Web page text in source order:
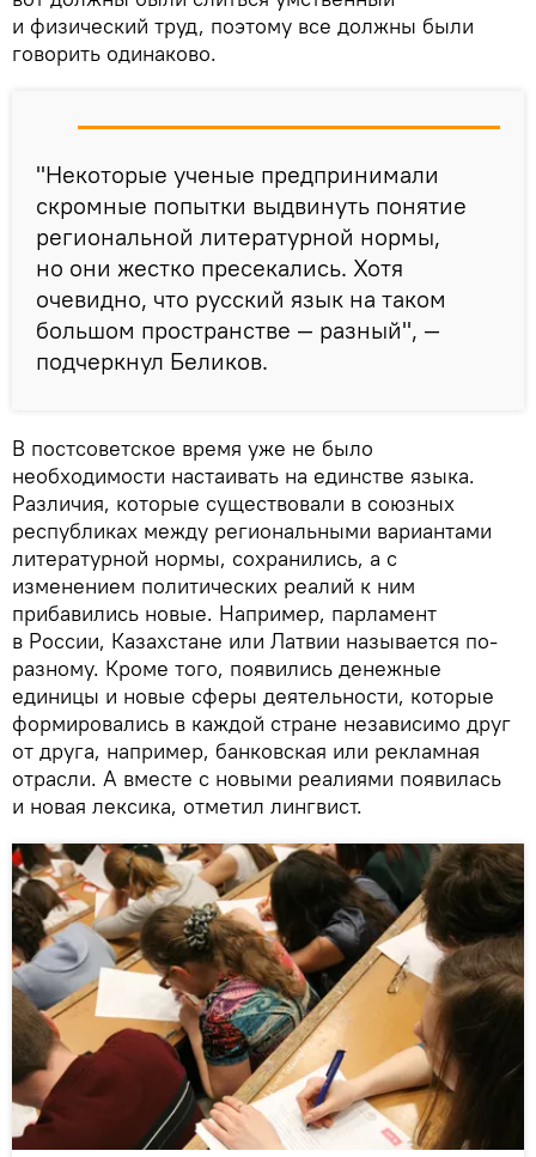
и физический труд, поэтому все должны были
говорить одинаково.
"Некоторые ученые предпринимали
скромные попытки выдвинуть понятие
региональной литературной нормы,
но они жестко пресекались. Хотя
очевидно, что русский язык на таком
большом пространстве — разный", —
подчеркнул Беликов.
В постсоветское время уже не было
необходимости настаивать на единстве языка.
Различия, которые существовали в союзных
республиках между региональными вариантами
литературной нормы, сохранились, а с
изменением политических реалий к ним
прибавились новые. Например, парламент
в России, Казахстане или Латвии называется по-
разному. Кроме того, появились денежные
единицы и новые сферы деятельности, которые
формировались в каждой стране независимо друг
от друга, например, банковская или рекламная
отрасли. А вместе с новыми реалиями появилась
и новая лексика, отметил лингвист.